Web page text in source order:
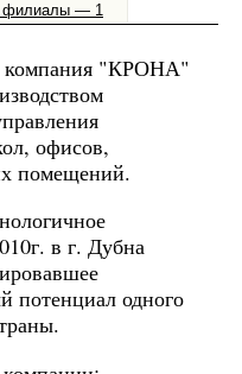
— 1
компания "КРОНА"
офисов,
помещений.
в г. Дубна
потенциал одного